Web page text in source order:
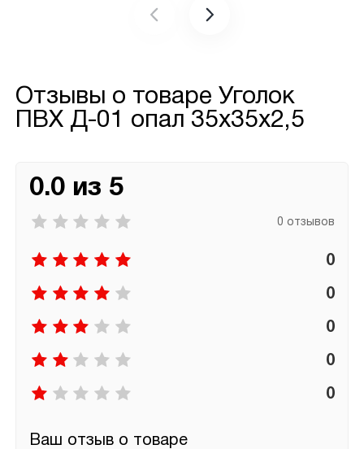
Отзывы о товаре Уголок
ПВХ Д-01 опал 35х35х2,5
0.0 из 5
0 отзывов
0
0
0
0
0
Ваш отзыв о товаре